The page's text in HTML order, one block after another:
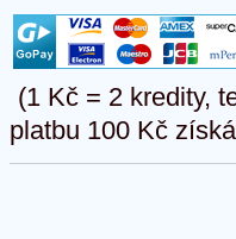
(1 Kč = 2 kredity,
platbu 100 Kč